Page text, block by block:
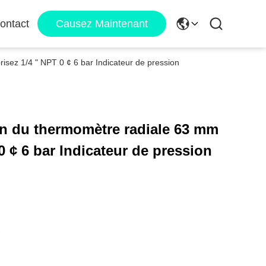
Causez Maintenant
1/4 " NPT 0 ¢ 6 bar Indicateur de pression
du thermomètre radiale 63 mm
¢ 6 bar Indicateur de pression